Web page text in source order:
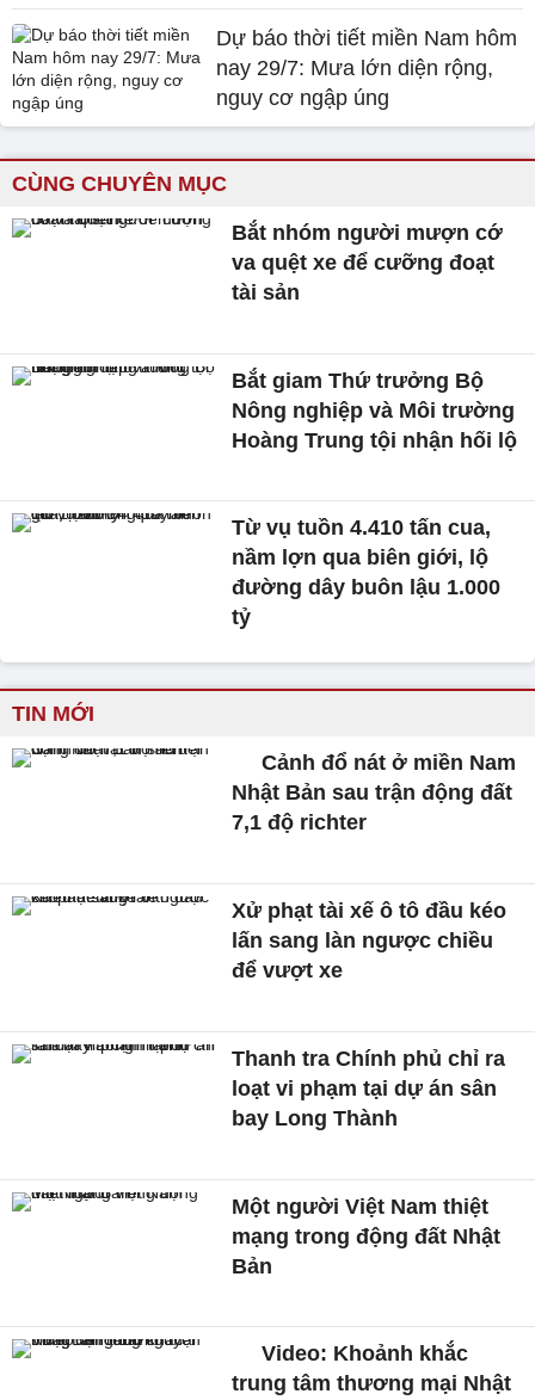
Dự báo thời tiết miền Nam hôm
nay 29/7: Mưa lớn diện rộng,
nguy cơ ngập úng
CÙNG CHUYÊN MỤC
Bắt nhóm người mượn cớ
va quệt xe để cưỡng đoạt
tài sản
Bắt giam Thứ trưởng Bộ
Nông nghiệp và Môi trường
Hoàng Trung tội nhận hối lộ
Từ vụ tuồn 4.410 tấn cua,
nầm lợn qua biên giới, lộ
đường dây buôn lậu 1.000
tỷ
TIN MỚI
Cảnh đổ nát ở miền Nam
Nhật Bản sau trận động đất
7,1 độ richter
Xử phạt tài xế ô tô đầu kéo
lấn sang làn ngược chiều
để vượt xe
Thanh tra Chính phủ chỉ ra
loạt vi phạm tại dự án sân
bay Long Thành
Một người Việt Nam thiệt
mạng trong động đất Nhật
Bản
Video: Khoảnh khắc
trung tâm thương mại Nhật